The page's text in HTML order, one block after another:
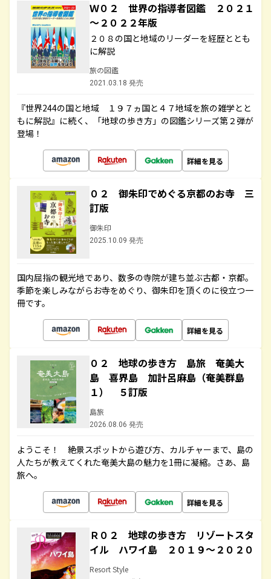
Ｗ０２ 世界の指導者図鑑 ２０２１
～２０２２年版
２０８の国と地域のリーダーを経歴ととも
に解説
旅の図鑑
2021.03.18 発売
『世界244の国と地域 １９７ヵ国と４７地域を旅の雑学とと
もに解説』に続く、「地球の歩き方」の図鑑シリーズ第２弾が
登場！
詳細を見る
０２ 御朱印でめぐる京都のお寺 三
訂版
御朱印
2025.10.09 発売
国内屈指の観光地であり、数多の寺院が建ち並ぶ古都・京都。
季節を楽しみながらお寺をめぐり、御朱印を頂くのに役立つ一
冊です。
詳細を見る
０２ 地球の歩き方 島旅 奄美大
島 喜界島 加計呂麻島（奄美群島
１） ５訂版
島旅
2026.08.06 発売
ようこそ！ 絶景スポットから遊び方、カルチャーまで、島の
人たちが教えてくれた奄美大島の魅力を1冊に凝縮。さあ、島
旅へ。
詳細を見る
Ｒ０２ 地球の歩き方 リゾートスタ
イル ハワイ島 ２０１９～２０２０
Resort Style